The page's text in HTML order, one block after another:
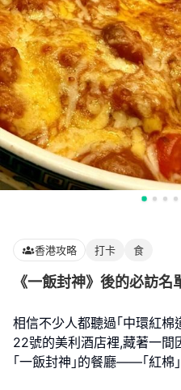
香港攻略 打卡 食
《一飯封神》後的必訪
相信不少人都聽過｢中環紅棉
22號的美利酒店裡,藏著一間
｢一飯封神｣的餐廳——｢紅棉